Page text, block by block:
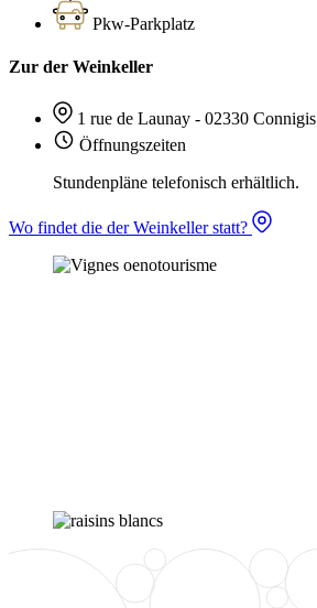
Pkw-Parkplatz
Zur der Weinkeller
1 rue de Launay - 02330 Connigis
Öffnungszeiten
Stundenpläne telefonisch erhältlich.
Wo findet die der Weinkeller statt?